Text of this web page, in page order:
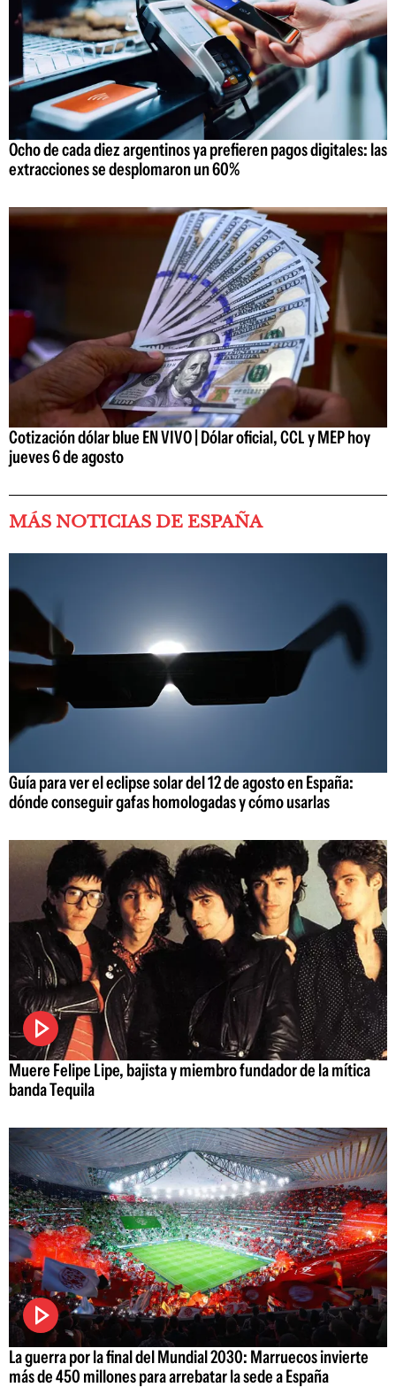
Ocho de cada diez argentinos ya prefieren pagos digitales: las
extracciones se desplomaron un 60%
Cotización dólar blue EN VIVO | Dólar oficial, CCL y MEP hoy
jueves 6 de agosto
MÁS NOTICIAS DE ESPAÑA
Guía para ver el eclipse solar del 12 de agosto en España:
dónde conseguir gafas homologadas y cómo usarlas
Muere Felipe Lipe, bajista y miembro fundador de la mítica
banda Tequila
La guerra por la final del Mundial 2030: Marruecos invierte
más de 450 millones para arrebatar la sede a España